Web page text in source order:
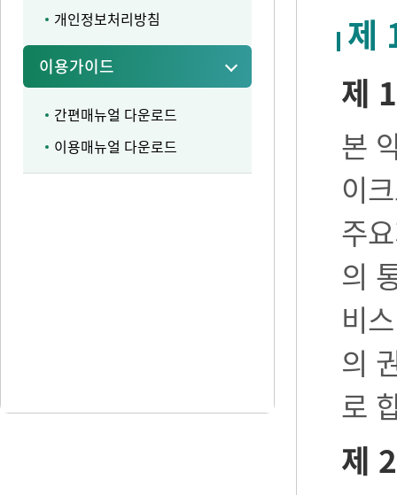
개인정보처리방침
이용가이드
간편매뉴얼 다운로드
이용매뉴얼 다운로드
제
제
본
이
주
의
비
의
로
제